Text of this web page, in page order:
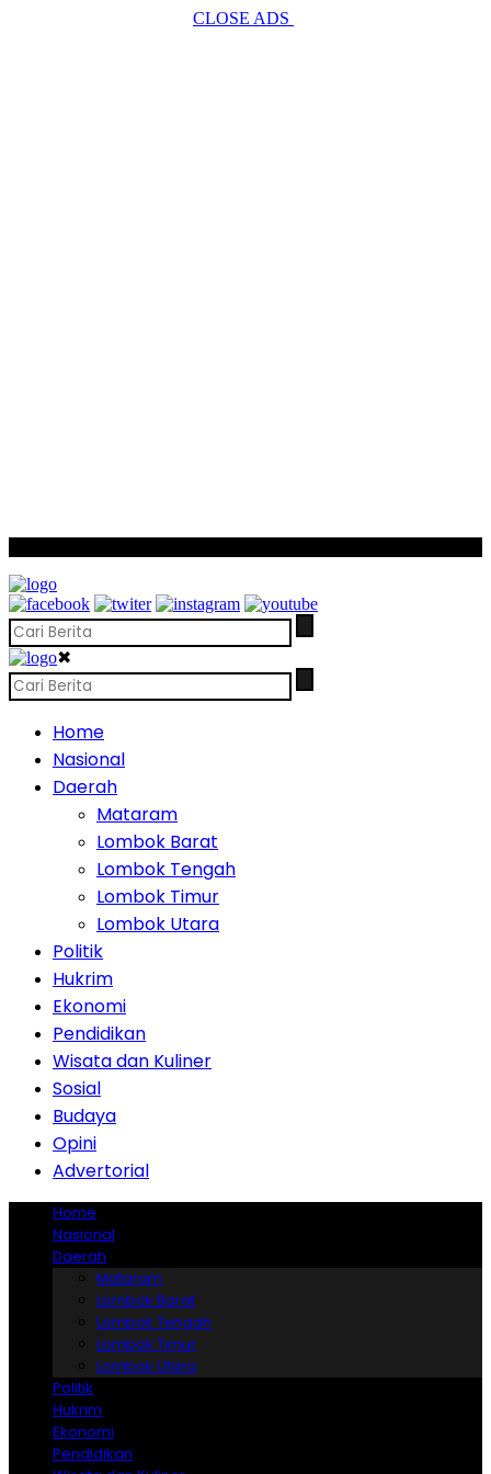
CLOSE ADS
✖
Home
Nasional
Daerah
Mataram
Lombok Barat
Lombok Tengah
Lombok Timur
Lombok Utara
Politik
Hukrim
Ekonomi
Pendidikan
Wisata dan Kuliner
Sosial
Budaya
Opini
Advertorial
Home
Nasional
Daerah
Mataram
Lombok Barat
Lombok Tengah
Lombok Timur
Lombok Utara
Politik
Hukrim
Ekonomi
Pendidikan